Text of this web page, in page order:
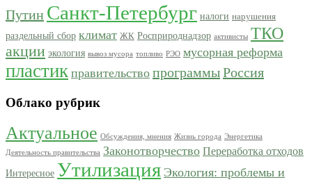
Путин Санкт-Петербург налоги нарушения
раздельный сбор климат ЖК Росприроднадзор активисты ТКО
акции экология вывоз мусора топливо РЭО мусорная реформа
пластик правительство программыРоссия
Облако рубрик
Актуальное Обсуждения, мнения Жизнь города Энергетика
Деятельность правительства Законотворчество Переработка отходов
Интересное Утилизация Экология: проблемы и